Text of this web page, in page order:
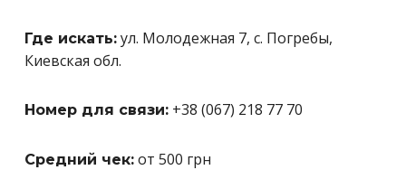
Где искать: ул. Молодежная 7, с. Погребы,
Киевская обл.
Номер для связи: +38 (067) 218 77 70
Средний чек: от 500 грн